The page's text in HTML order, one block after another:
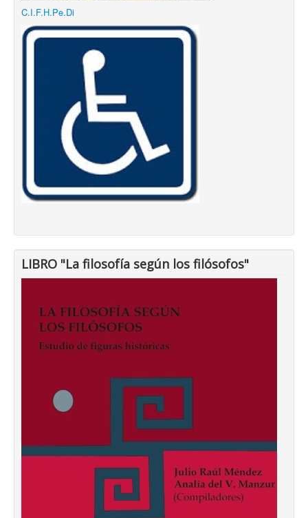
C.I.F.H.Pe.Di
LIBRO "La filosofía según los filósofos"